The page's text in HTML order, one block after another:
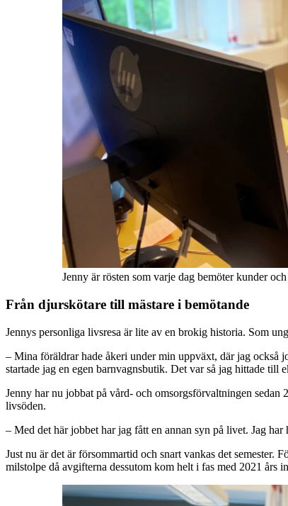
Jenny är rösten som varje dag bemöter kunder
Från djurskötare till mästare i bemötande
Jennys personliga livsresa är lite av en brokig historia. Som
– Mina föräldrar hade åkeri under min uppväxt, där jag också
startade jag en egen barnvagnsbutik. Det var så jag hittade till
Jenny har nu jobbat på vård- och omsorgsförvaltningen
livsöden.
– Med det här jobbet har jag fått en annan syn på livet. Jag
Just nu är det är försommartid och snart vankas det
milstolpe då avgifterna dessutom kom helt i fas med 2021 års